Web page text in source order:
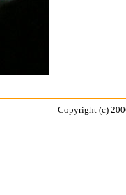
Copyright (c)